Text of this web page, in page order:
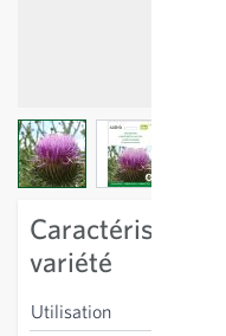
View larger image
View
variété
Utilisation